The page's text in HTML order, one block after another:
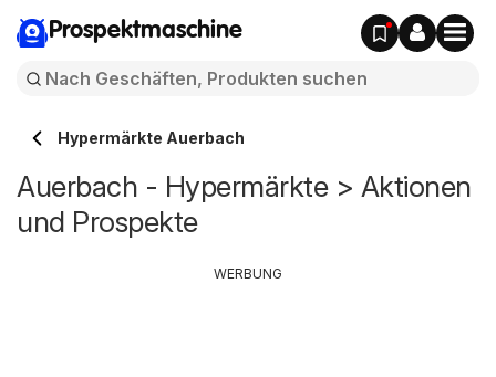
Prospektmaschine
Hypermärkte Auerbach
Auerbach - Hypermärkte > Aktionen
und Prospekte
WERBUNG